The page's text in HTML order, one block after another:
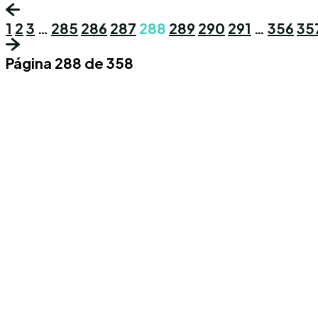
1 2 3 … 285 286 287 288 289 290 291 … 356
Página 288 de 358